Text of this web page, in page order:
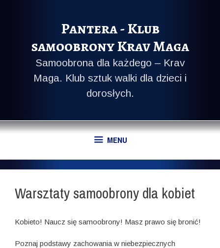
Pantera - Klub
samoobrony Krav Maga
Samoobrona dla każdego – Krav
Maga. Klub sztuk walki dla dzieci i
dorosłych.
MENU
Warsztaty samoobrony dla kobiet
Kobieto! Naucz się samoobrony! Masz prawo się bronić!
Poznaj podstawy zachowania w niebezpiecznych